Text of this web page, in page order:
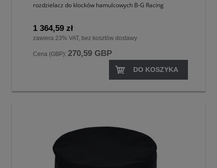
rozdzielacz do klocków hamulcowych B-G Racing
1 364,59 zł
zawiera 23% VAT, bez kosztów dostawy
Cena (GBP): 270,59 GBP
DO KOSZYKA